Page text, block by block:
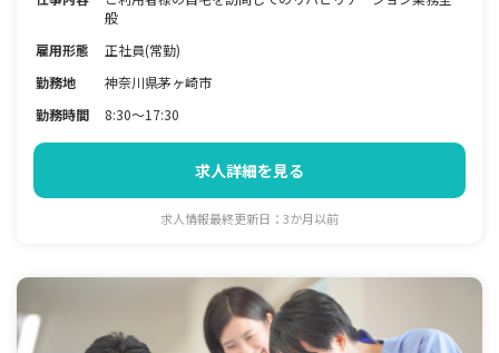
般
雇用形態
正社員(常勤)
勤務地
神奈川県茅ヶ崎市
勤務時間
8:30～17:30
求人詳細を見る
求人情報最終更新日：3か月以前